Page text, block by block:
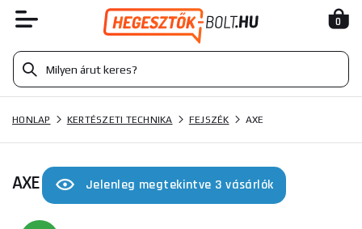
0
HONLAP KERTÉSZETI TECHNIKA FEJSZÉK AXE
AXE Jelenleg megtekintve 3 vásárlók